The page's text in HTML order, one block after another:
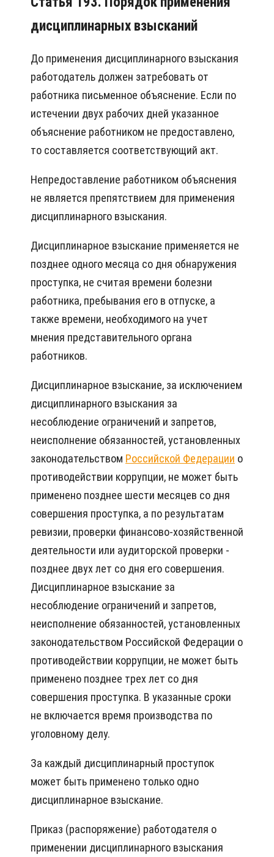
дисциплинарных взысканий
До применения дисциплинарного взыскания
работодатель должен затребовать от
работника письменное объяснение. Если по
истечении двух рабочих дней указанное
объяснение работником не предоставлено,
то составляется соответствующий акт.
Непредоставление работником объяснения
не является препятствием для применения
дисциплинарного взыскания.
Дисциплинарное взыскание применяется не
позднее одного месяца со дня обнаружения
проступка, не считая времени болезни
работника, пребывания его в отпуске, а
также времени, необходимого на учет
мнения представительного органа
работников.
Дисциплинарное взыскание, за исключением
дисциплинарного взыскания за
несоблюдение ограничений и запретов,
неисполнение обязанностей, установленных
законодательством Российской Федерации о
противодействии коррупции, не может быть
применено позднее шести месяцев со дня
совершения проступка, а по результатам
ревизии, проверки финансово-хозяйственной
деятельности или аудиторской проверки -
позднее двух лет со дня его совершения.
Дисциплинарное взыскание за
несоблюдение ограничений и запретов,
неисполнение обязанностей, установленных
законодательством Российской Федерации о
противодействии коррупции, не может быть
применено позднее трех лет со дня
совершения проступка. В указанные сроки
не включается время производства по
уголовному делу.
За каждый дисциплинарный проступок
может быть применено только одно
дисциплинарное взыскание.
Приказ (распоряжение) работодателя о
применении дисциплинарного взыскания